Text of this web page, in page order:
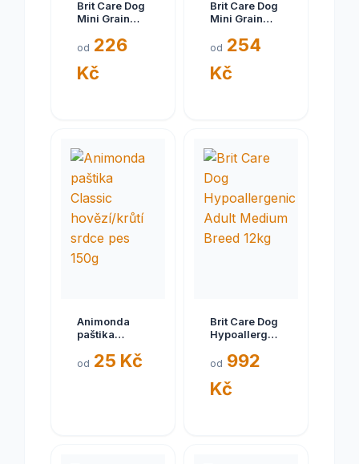
Brit Care Dog
Mini Grain
Skin 2kg
od 226
Kč
Brit Care Dog
Mini Grain
Sterilised
od 254
Kč
Animonda
paštika
hovězí/krůtí
od 25 Kč
Brit Care Dog
Hypoallergenic
Breed 12kg
od 992
Kč